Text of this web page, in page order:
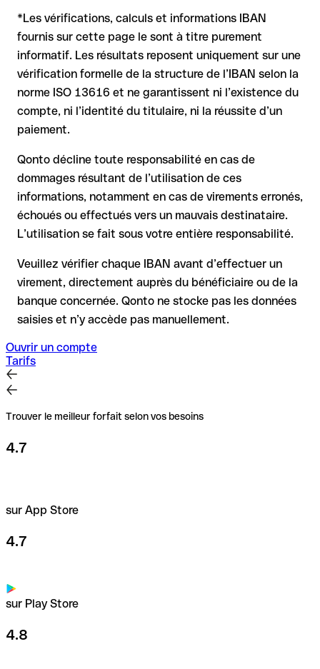
Renseignez-vous à l'avance auprès de BNP Paribas sur les
conditions en vigueur.
compte ne peut être vérifiée que par BNP Paribas elle-même
ou par un virement test.
Dans ce cas :
la banque réceptrice doit coopérer au retour des fonds
votre banque peut initier une procédure de rappel sur
demande
le remboursement n’est pas garanti, surtout si les fonds ont
déjà été retirés
pour les virements hors SEPA, la récupération est plus
complexe et peut entraîner des frais
Recommandation: vérifiez systématiquement chaque IBAN
avant un virement (via un outil de vérification) et confirmez-le
directement auprès du bénéficiaire en cas de doute. Cette
précaution est essentielle, en particulier pour des montants
élevés ou de nouvelles relations commerciales.
*Les vérifications, calculs et informations IBAN
fournis sur cette page le sont à titre purement
informatif. Les résultats reposent uniquement sur une
vérification formelle de la structure de l’IBAN selon la
norme ISO 13616 et ne garantissent ni l’existence du
compte, ni l’identité du titulaire, ni la réussite d’un
paiement.
Qonto décline toute responsabilité en cas de
dommages résultant de l’utilisation de ces
informations, notamment en cas de virements erronés,
échoués ou effectués vers un mauvais destinataire.
L’utilisation se fait sous votre entière responsabilité.
Veuillez vérifier chaque IBAN avant d’effectuer un
virement, directement auprès du bénéficiaire ou de la
banque concernée. Qonto ne stocke pas les données
saisies et n’y accède pas manuellement.
Ouvrir un compte
Tarifs
Trouver le meilleur forfait selon vos besoins
4.7
sur App Store
4.7
sur Play Store
4.8